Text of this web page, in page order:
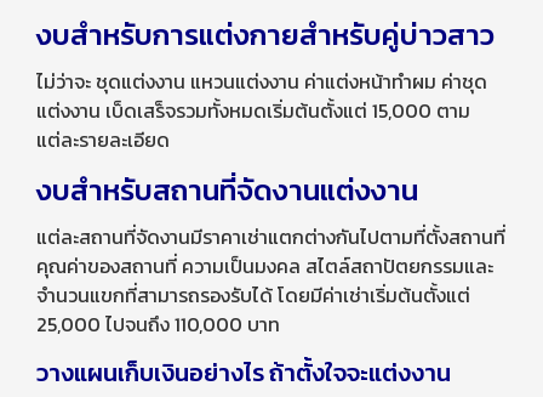
งบสำหรับการแต่งกายสำหรับคู่บ่าวสาว
ไม่ว่าจะ ชุดแต่งงาน แหวนแต่งงาน ค่าแต่งหน้าทำผม ค่าชุด
แต่งงาน เบ็ดเสร็จรวมทั้งหมดเริ่มต้นตั้งแต่ 15,000 ตาม
แต่ละรายละเอียด
งบสำหรับสถานที่จัดงานแต่งงาน
แต่ละสถานที่จัดงานมีราคาเช่าแตกต่างกันไปตามที่ตั้งสถานที่
คุณค่าของสถานที่ ความเป็นมงคล สไตล์สถาปัตยกรรมและ
จำนวนแขกที่สามารถรองรับได้ โดยมีค่าเช่าเริ่มต้นตั้งแต่
25,000 ไปจนถึง 110,000 บาท
วางแผนเก็บเงินอย่างไร ถ้าตั้งใจจะแต่งงาน